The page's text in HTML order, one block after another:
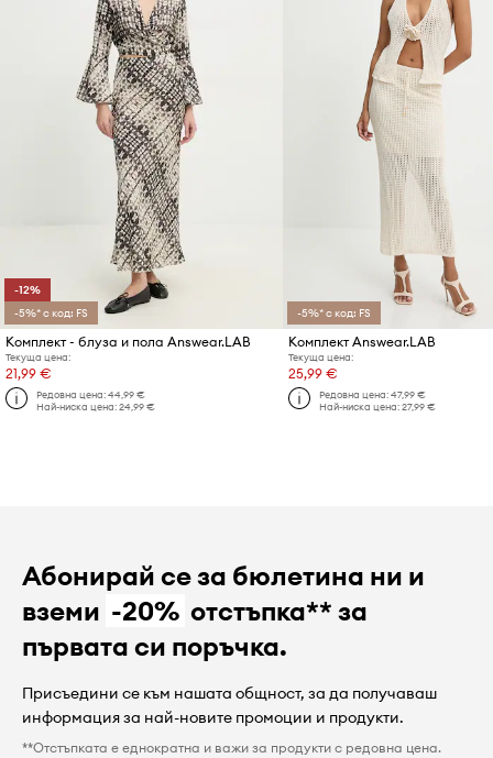
-12%
-5%* с код: FS
Комплект - блуза и пола Answear.LAB
Текуща цена:
21,99 €
Редовна цена:44,99 €
Най-ниска цена:24,99 €
-5%* с код: FS
Комплект Answear.LAB
Текуща цена:
25,99 €
Редовна цена:47,99 €
Най-ниска цена:27,99 €
Абонирай се за бюлетина ни и
вземи -20% отстъпка** за
първата си поръчка.
Присъедини се към нашата общност, за да получаваш
информация за най-новите промоции и продукти.
**Отстъпката е еднократна и важи за продукти с редовна цена.